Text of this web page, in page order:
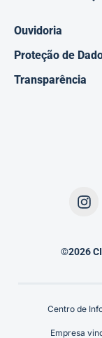
Ouvidoria
Proteção de
Transparência
©2026
Centro de
Empresa